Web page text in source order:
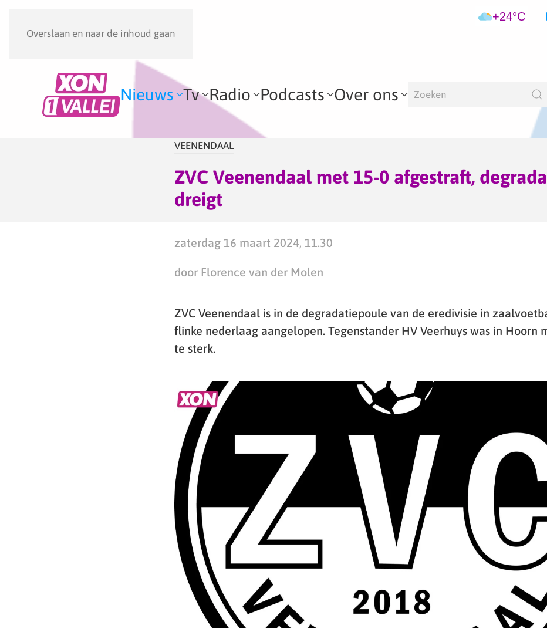
Overslaan en naar de inhoud gaan
+24°C
Nieuws Tv Radio Podcasts Over ons
VEENENDAAL
ZVC Veenendaal met 15-0 afgestraft,
dreigt
zaterdag 16 maart 2024, 11.30
door Florence van der Molen
ZVC Veenendaal is in de degradatiepoule van de eredivisie in
flinke nederlaag aangelopen. Tegenstander HV Veerhuys was in Hoorn
te sterk.